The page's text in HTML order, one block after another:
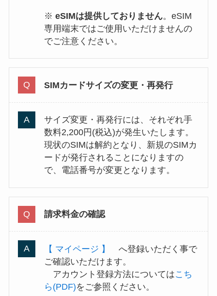
※ eSIMは提供しておりません。eSIM
専用端末ではご使用いただけませんの
でご注意ください。
SIMカードサイズの変更・再発行
サイズ変更・再発行には、それぞれ手
数料2,200円(税込)が発生いたします。
現状のSIMは解約となり、新規のSIMカ
ードが発行されることになりますの
で、電話番号が変更となります。
請求料金の確認
【 マイページ 】
へ登録いただく事で
ご確認いただけます。
アカウント登録方法についてはこち
ら(PDF)をご参照ください。